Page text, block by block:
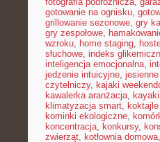
gotowanie na ognisku,
grillowanie sezonowe, gry
gry zespołowe,
wzroku, home staging,
słuchowe, indeks
inteligencja emocjonalna,
jedzenie intuicyjne,
czytelniczy, kajaki
kawalerka aranżacja,
klimatyzacja smart,
kominki ekologiczne,
koncentracja, konkursy,
zwierząt, kotłownia domowa,